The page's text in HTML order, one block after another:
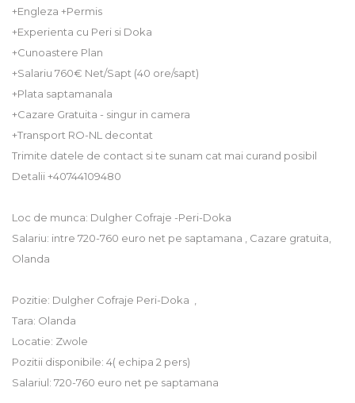
+Engleza +Permis
+Experienta cu Peri si Doka
+Cunoastere Plan
+Salariu 760€ Net/Sapt (40 ore/sapt)
+Plata saptamanala
+Cazare Gratuita - singur in camera
+Transport RO-NL decontat
Trimite datele de contact si te sunam cat mai curand posibil
Detalii +40744109480
Loc de munca: Dulgher Cofraje -Peri-Doka
Salariu: intre 720-760 euro net pe saptamana , Cazare gratuita,
Olanda
Pozitie: Dulgher Cofraje Peri-Doka ,
Tara: Olanda
Locatie: Zwole
Pozitii disponibile: 4( echipa 2 pers)
Salariul: 720-760 euro net pe saptamana